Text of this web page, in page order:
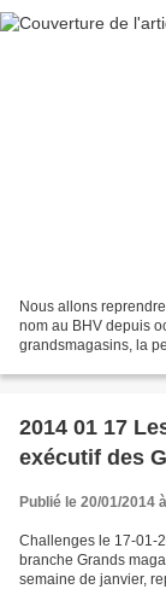
Nous allons
nom au BHV depuis
grandsmagasins, la
2014 01 17
exécutif des
Publié le 20/01/2014
Challenges le 17-01-
branche Grands
semaine de janvier,